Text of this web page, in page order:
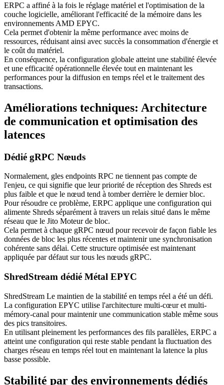
ERPC a affiné à la fois le réglage matériel et l'optimisation de la
couche logicielle, améliorant l'efficacité de la mémoire dans les
environnements AMD EPYC.
Cela permet d'obtenir la même performance avec moins de
ressources, réduisant ainsi avec succès la consommation d'énergie et
le coût du matériel.
En conséquence, la configuration globale atteint une stabilité élevée
et une efficacité opérationnelle élevée tout en maintenant les
performances pour la diffusion en temps réel et le traitement des
transactions.
Améliorations techniques: Architecture
de communication et optimisation des
latences
Dédié gRPC Nœuds
Normalement, gles endpoints RPC ne tiennent pas compte de
l'enjeu, ce qui signifie que leur priorité de réception des Shreds est
plus faible et que le nœud tend à tomber derrière le dernier bloc.
Pour résoudre ce problème, ERPC applique une configuration qui
alimente Shreds séparément à travers un relais situé dans le même
réseau que le Jito Moteur de bloc.
Cela permet à chaque gRPC nœud pour recevoir de façon fiable les
données de bloc les plus récentes et maintenir une synchronisation
cohérente sans délai. Cette structure optimisée est maintenant
appliquée par défaut sur tous les nœuds gRPC.
ShredStream dédié Métal EPYC
ShredStream Le maintien de la stabilité en temps réel a été un défi.
La configuration EPYC utilise l'architecture multi-cœur et multi-
mémory-canal pour maintenir une communication stable même sous
des pics transitoires.
En utilisant pleinement les performances des fils parallèles, ERPC a
atteint une configuration qui reste stable pendant la fluctuation des
charges réseau en temps réel tout en maintenant la latence la plus
basse possible.
Stabilité par des environnements dédiés